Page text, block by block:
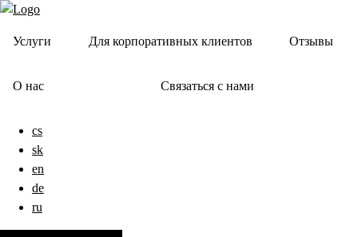
Услуги Для корпоративных клиентов Отзывы
О нас Связаться с нами
cs
sk
en
de
ru